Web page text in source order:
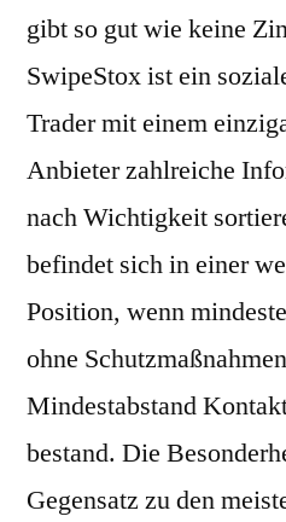
gibt so gut wie keine
SwipeStox ist ein
Trader mit einem
Anbieter zahlreiche
nach Wichtigkeit
befindet sich in einer
Position, wenn
ohne
Mindestabstand
bestand. Die
Gegensatz zu den